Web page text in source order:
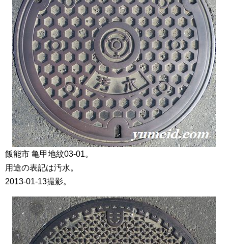
飯能市 亀甲地紋03-01。
用途の表記は汚水。
2013-01-13撮影。